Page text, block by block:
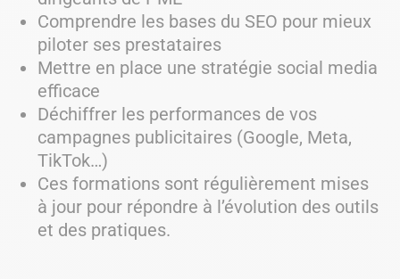
Comprendre les bases du SEO pour mieux
piloter ses prestataires
Mettre en place une stratégie social media
efficace
Déchiffrer les performances de vos
campagnes publicitaires (Google, Meta,
TikTok…)
Ces formations sont régulièrement mises
à jour pour répondre à l’évolution des outils
et des pratiques.